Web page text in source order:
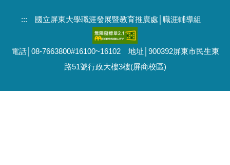
::: 國立屏東大學職涯發展暨教育推廣處│職涯輔導組
電話│08-7663800#16100~16102 地址│900392屏東市民生東
路51號行政大樓3樓(屏商校區)